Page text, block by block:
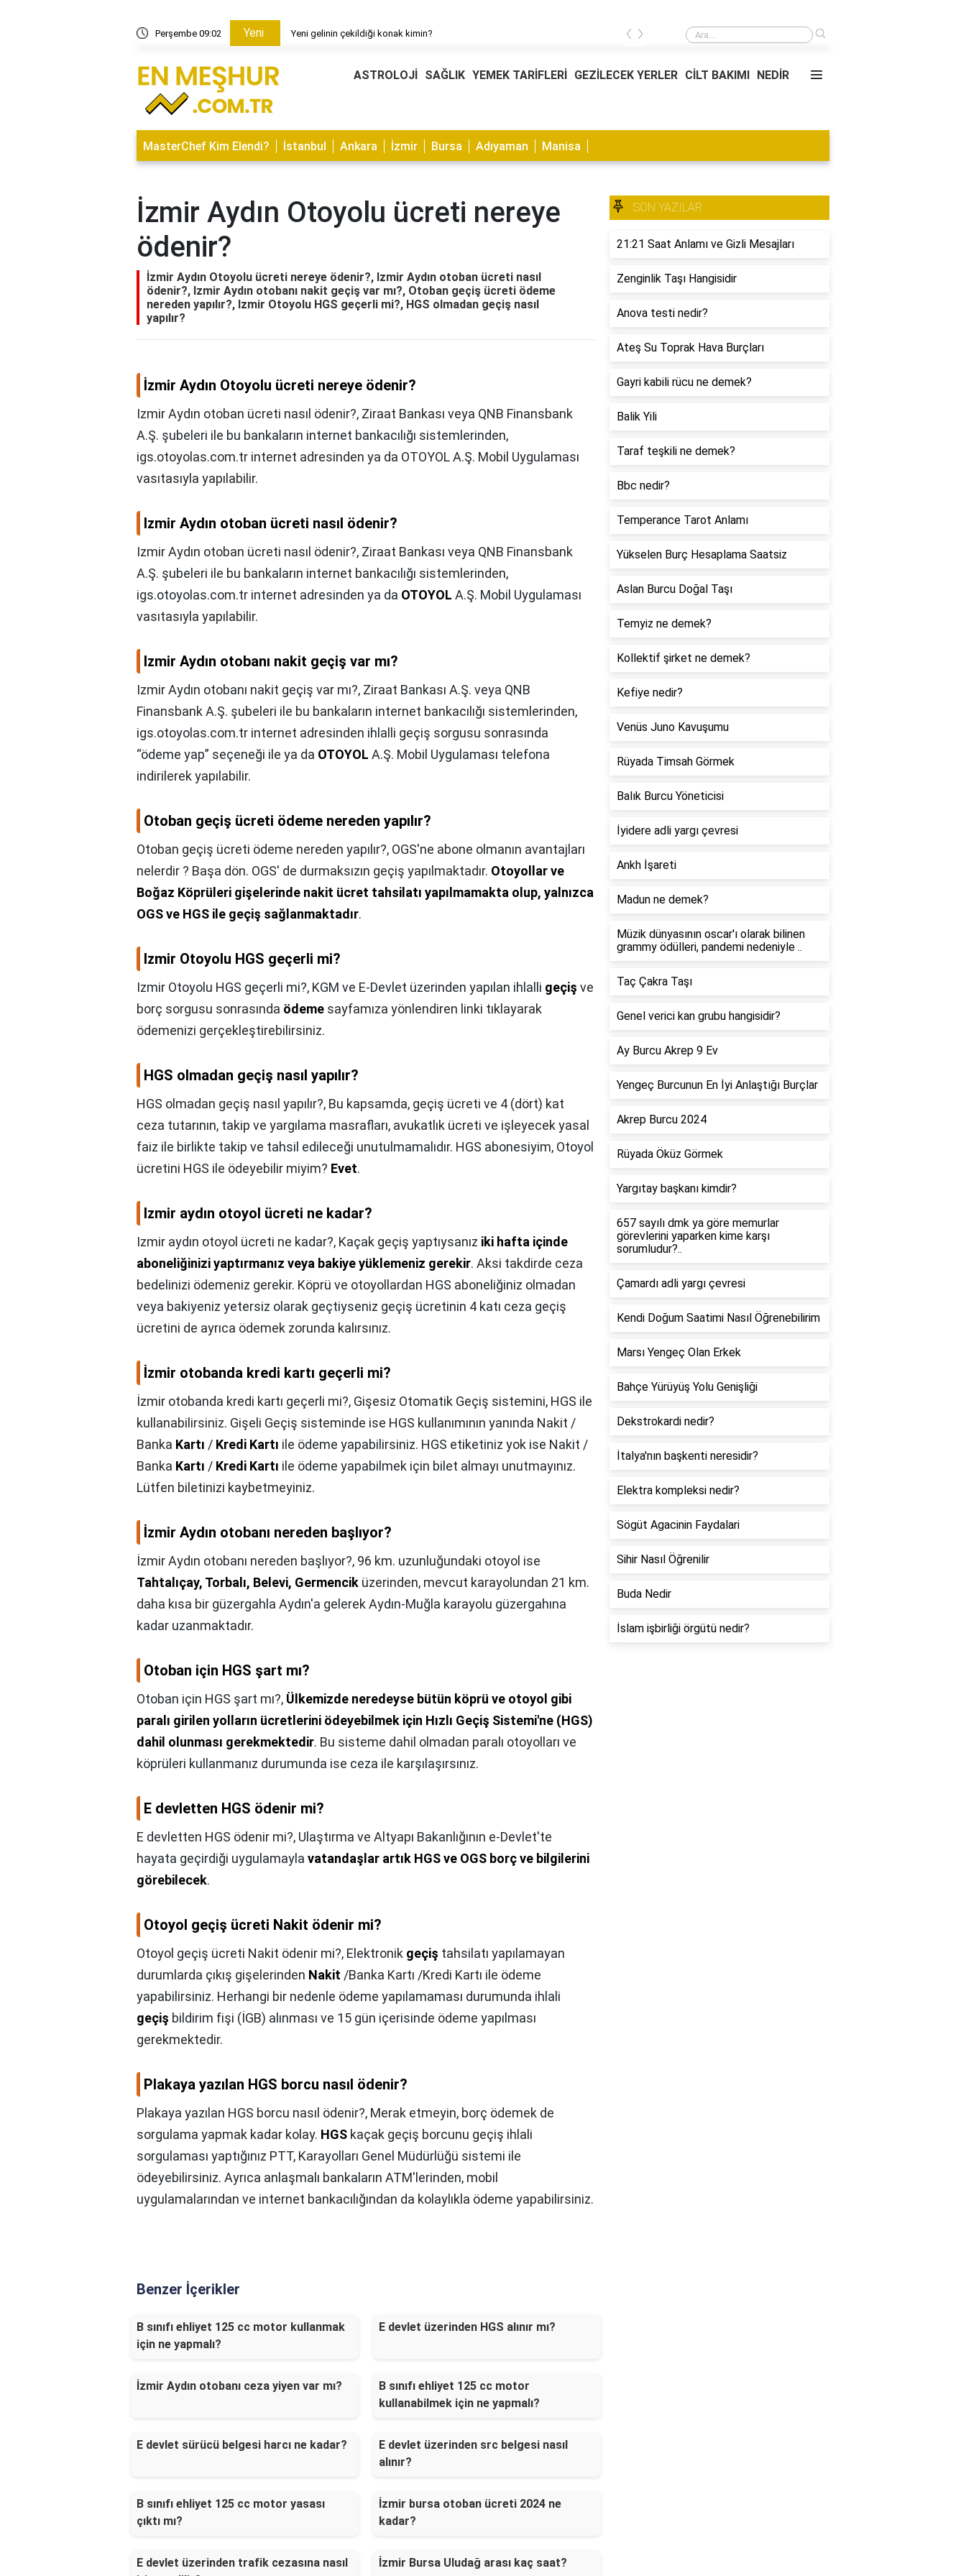
Perşembe 09:02 Yeni
Yeni gelinin çekildiği konak kimin? Yeni gelinin çekildiği konak kimin? Yeni gelinin çekildiği konak kimin?
‹ ›
ASTROLOJİ SAĞLIK YEMEK TARİFLERİ GEZİLECEK YERLER CİLT BAKIMI NEDİR
MasterChef Kim Elendi? İstanbul Ankara İzmir Bursa Adıyaman Manisa
İzmir Aydın Otoyolu ücreti nereye
ödenir?
İzmir Aydın Otoyolu ücreti nereye ödenir?, Izmir Aydın otoban ücreti nasıl
ödenir?, Izmir Aydın otobanı nakit geçiş var mı?, Otoban geçiş ücreti ödeme
nereden yapılır?, Izmir Otoyolu HGS geçerli mi?, HGS olmadan geçiş nasıl
yapılır?
İzmir Aydın Otoyolu ücreti nereye ödenir?
Izmir Aydın otoban ücreti nasıl ödenir?, Ziraat Bankası veya QNB Finansbank
A.Ş. şubeleri ile bu bankaların internet bankacılığı sistemlerinden,
igs.otoyolas.com.tr internet adresinden ya da OTOYOL A.Ş. Mobil Uygulaması
vasıtasıyla yapılabilir.
Izmir Aydın otoban ücreti nasıl ödenir?
Izmir Aydın otoban ücreti nasıl ödenir?, Ziraat Bankası veya QNB Finansbank
A.Ş. şubeleri ile bu bankaların internet bankacılığı sistemlerinden,
igs.otoyolas.com.tr internet adresinden ya da OTOYOL A.Ş. Mobil Uygulaması
vasıtasıyla yapılabilir.
Izmir Aydın otobanı nakit geçiş var mı?
Izmir Aydın otobanı nakit geçiş var mı?, Ziraat Bankası A.Ş. veya QNB
Finansbank A.Ş. şubeleri ile bu bankaların internet bankacılığı sistemlerinden,
igs.otoyolas.com.tr internet adresinden ihlalli geçiş sorgusu sonrasında
“ödeme yap” seçeneği ile ya da OTOYOL A.Ş. Mobil Uygulaması telefona
indirilerek yapılabilir.
Otoban geçiş ücreti ödeme nereden yapılır?
Otoban geçiş ücreti ödeme nereden yapılır?, OGS'ne abone olmanın avantajları
nelerdir ? Başa dön. OGS' de durmaksızın geçiş yapılmaktadır. Otoyollar ve
Boğaz Köprüleri gişelerinde nakit ücret tahsilatı yapılmamakta olup, yalnızca
OGS ve HGS ile geçiş sağlanmaktadır.
Izmir Otoyolu HGS geçerli mi?
Izmir Otoyolu HGS geçerli mi?, KGM ve E-Devlet üzerinden yapılan ihlalli geçiş ve
borç sorgusu sonrasında ödeme sayfamıza yönlendiren linki tıklayarak
ödemenizi gerçekleştirebilirsiniz.
HGS olmadan geçiş nasıl yapılır?
HGS olmadan geçiş nasıl yapılır?, Bu kapsamda, geçiş ücreti ve 4 (dört) kat
ceza tutarının, takip ve yargılama masrafları, avukatlık ücreti ve işleyecek yasal
faiz ile birlikte takip ve tahsil edileceği unutulmamalıdır. HGS abonesiyim, Otoyol
ücretini HGS ile ödeyebilir miyim? Evet.
Izmir aydın otoyol ücreti ne kadar?
Izmir aydın otoyol ücreti ne kadar?, Kaçak geçiş yaptıysanız iki hafta içinde
aboneliğinizi yaptırmanız veya bakiye yüklemeniz gerekir. Aksi takdirde ceza
bedelinizi ödemeniz gerekir. Köprü ve otoyollardan HGS aboneliğiniz olmadan
veya bakiyeniz yetersiz olarak geçtiyseniz geçiş ücretinin 4 katı ceza geçiş
ücretini de ayrıca ödemek zorunda kalırsınız.
İzmir otobanda kredi kartı geçerli mi?
İzmir otobanda kredi kartı geçerli mi?, Gişesiz Otomatik Geçiş sistemini, HGS ile
kullanabilirsiniz. Gişeli Geçiş sisteminde ise HGS kullanımının yanında Nakit /
Banka Kartı / Kredi Kartı ile ödeme yapabilirsiniz. HGS etiketiniz yok ise Nakit /
Banka Kartı / Kredi Kartı ile ödeme yapabilmek için bilet almayı unutmayınız.
Lütfen biletinizi kaybetmeyiniz.
İzmir Aydın otobanı nereden başlıyor?
İzmir Aydın otobanı nereden başlıyor?, 96 km. uzunluğundaki otoyol ise
Tahtalıçay, Torbalı, Belevi, Germencik üzerinden, mevcut karayolundan 21 km.
daha kısa bir güzergahla Aydın'a gelerek Aydın-Muğla karayolu güzergahına
kadar uzanmaktadır.
Otoban için HGS şart mı?
Otoban için HGS şart mı?, Ülkemizde neredeyse bütün köprü ve otoyol gibi
paralı girilen yolların ücretlerini ödeyebilmek için Hızlı Geçiş Sistemi'ne (HGS)
dahil olunması gerekmektedir. Bu sisteme dahil olmadan paralı otoyolları ve
köprüleri kullanmanız durumunda ise ceza ile karşılaşırsınız.
E devletten HGS ödenir mi?
E devletten HGS ödenir mi?, Ulaştırma ve Altyapı Bakanlığının e-Devlet'te
hayata geçirdiği uygulamayla vatandaşlar artık HGS ve OGS borç ve bilgilerini
görebilecek.
Otoyol geçiş ücreti Nakit ödenir mi?
Otoyol geçiş ücreti Nakit ödenir mi?, Elektronik geçiş tahsilatı yapılamayan
durumlarda çıkış gişelerinden Nakit /Banka Kartı /Kredi Kartı ile ödeme
yapabilirsiniz. Herhangi bir nedenle ödeme yapılamaması durumunda ihlali
geçiş bildirim fişi (İGB) alınması ve 15 gün içerisinde ödeme yapılması
gerekmektedir.
Plakaya yazılan HGS borcu nasıl ödenir?
Plakaya yazılan HGS borcu nasıl ödenir?, Merak etmeyin, borç ödemek de
sorgulama yapmak kadar kolay. HGS kaçak geçiş borcunu geçiş ihlali
sorgulaması yaptığınız PTT, Karayolları Genel Müdürlüğü sistemi ile
ödeyebilirsiniz. Ayrıca anlaşmalı bankaların ATM'lerinden, mobil
uygulamalarından ve internet bankacılığından da kolaylıkla ödeme yapabilirsiniz.
Benzer İçerikler
B sınıfı ehliyet 125 cc motor kullanmak
için ne yapmalı?
E devlet üzerinden HGS alınır mı?
İzmir Aydın otobanı ceza yiyen var mı?
B sınıfı ehliyet 125 cc motor
kullanabilmek için ne yapmalı?
E devlet sürücü belgesi harcı ne kadar?
E devlet üzerinden src belgesi nasıl
alınır?
B sınıfı ehliyet 125 cc motor yasası
çıktı mı?
İzmir bursa otoban ücreti 2024 ne
kadar?
E devlet üzerinden trafik cezasına nasıl
İzmir Bursa Uludağ arası kaç saat?
SON YAZILAR
21:21 Saat Anlamı ve Gizli Mesajları
Zenginlik Taşı Hangisidir
Anova testi nedir?
Ateş Su Toprak Hava Burçları
Gayri kabili rücu ne demek?
Balik Yili
Taraf teşkili ne demek?
Bbc nedir?
Temperance Tarot Anlamı
Yükselen Burç Hesaplama Saatsiz
Aslan Burcu Doğal Taşı
Temyiz ne demek?
Kollektif şirket ne demek?
Kefiye nedir?
Venüs Juno Kavuşumu
Rüyada Timsah Görmek
Balık Burcu Yöneticisi
İyidere adli yargı çevresi
Ankh İşareti
Madun ne demek?
Müzik dünyasının oscar'ı olarak bilinen
grammy ödülleri, pandemi nedeniyle ..
Taç Çakra Taşı
Genel verici kan grubu hangisidir?
Ay Burcu Akrep 9 Ev
Yengeç Burcunun En İyi Anlaştığı Burçlar
Akrep Burcu 2024
Rüyada Öküz Görmek
Yargıtay başkanı kimdir?
657 sayılı dmk ya göre memurlar
görevlerini yaparken kime karşı
sorumludur?..
Çamardı adli yargı çevresi
Kendi Doğum Saatimi Nasıl Öğrenebilirim
Marsı Yengeç Olan Erkek
Bahçe Yürüyüş Yolu Genişliği
Dekstrokardi nedir?
İtalya'nın başkenti neresidir?
Elektra kompleksi nedir?
Sögüt Agacinin Faydalari
Sihir Nasıl Öğrenilir
Buda Nedir
İslam işbirliği örgütü nedir?